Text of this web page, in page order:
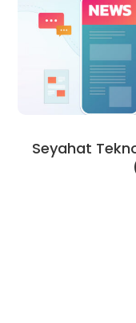
Seyahat